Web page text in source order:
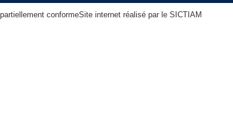
conformeSite internet réalisé par le SICTIAM